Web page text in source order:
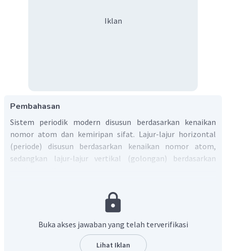
Iklan
Pembahasan
Sistem periodik modern disusun berdasarkan kenaikan
nomor atom dan kemiripan sifat. Lajur-lajur horizontal
(periode) disusun berdasarkan kenaikan nomor atom,
sedangkan lajur-lajur vertikal (golongan) berdasarkan
terletak pada periode keempat golongan IIA.
cenderung melepaskan dua elektron membentuk ion
Buka akses jawaban yang telah terverifikasi
Lihat Iklan